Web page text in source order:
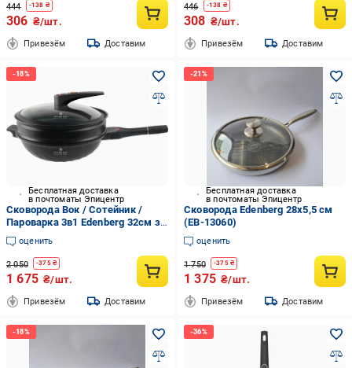
444 -138 ₴
306 ₴/шт.
Привезём Доставим
446 -138 ₴
308 ₴/шт.
Привезём Доставим
Бесплатная доставка
в почтоматы Эпицентр
Сковорода Вок / Сотейник /
Пароварка 3в1 Edenberg 32см з
мармуровим покриттям та
кришкою (EB-12112)
оценить
2 050 -375₴
1 675 ₴/шт.
Привезём Доставим
Бесплатная доставка
в почтоматы Эпицентр
Сковорода Edenberg 28x5,5 см
(EB-13060)
оценить
1 750 -375₴
1 375 ₴/шт.
Привезём Доставим